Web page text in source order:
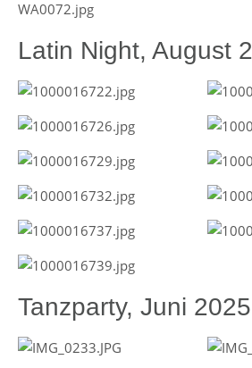
Latin Night, August
Tanzparty, Juni 2025